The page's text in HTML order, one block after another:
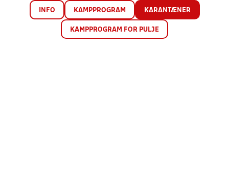
INFO KAMPPROGRAM KARANTÆNER
KAMPPROGRAM FOR PULJE